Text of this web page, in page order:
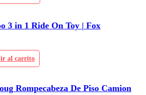
3 in 1 Ride On Toy | Fox
al carrito
Rompecabeza De Piso Camion